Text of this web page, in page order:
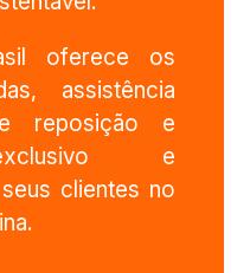
oferece os
assistência
reposição e
e
clientes no